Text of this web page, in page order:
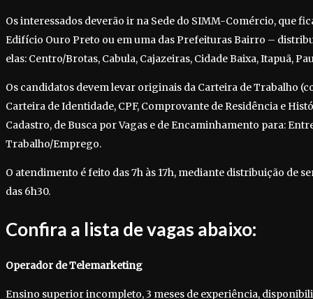
Os interessados deverão ir na Sede do SIMM-Comércio, que
Edifício Ouro Preto ou em uma das Prefeituras Bairro –
elas: Centro/Brotas, Cabula, Cajazeiras, Cidade Baixa, Itapuã,
Os candidatos devem levar originais da Carteira de Trabalho
Carteira de Identidade, CPF, Comprovante de Residência e
Cadastro, de Busca por Vagas e de Encaminhamento para:
Trabalho/Emprego.
O atendimento é feito das 7h às 17h, mediante distribuição de
das 6h30.
Confira a lista de vagas abaixo:
Operador de Telemarketing
Ensino superior incompleto, 3 meses de experiência,